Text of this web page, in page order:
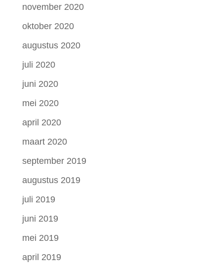
november 2020
oktober 2020
augustus 2020
juli 2020
juni 2020
mei 2020
april 2020
maart 2020
september 2019
augustus 2019
juli 2019
juni 2019
mei 2019
april 2019